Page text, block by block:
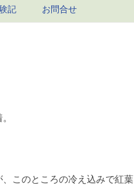
ン
記 お問合せ
このところの冷え込みで紅葉